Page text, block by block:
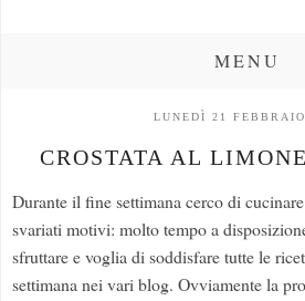
MENU
LUNEDÌ 21 FEBBRAIO
CROSTATA AL
Durante il fine settimana cerco di
svariati motivi: molto tempo a
sfruttare e voglia di soddisfare tutte le
settimana nei vari blog. Ovviamente la